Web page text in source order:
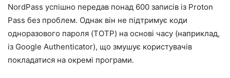
NordPass успішно передав понад 600 записів із Proton
Pass без проблем. Однак він не підтримує коди
одноразового пароля (TOTP) на основі часу (наприклад,
із Google Authenticator), що змушує користувачів
покладатися на окремі програми.